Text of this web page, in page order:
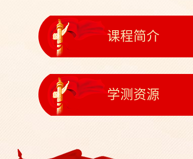
课程简介
学测资源